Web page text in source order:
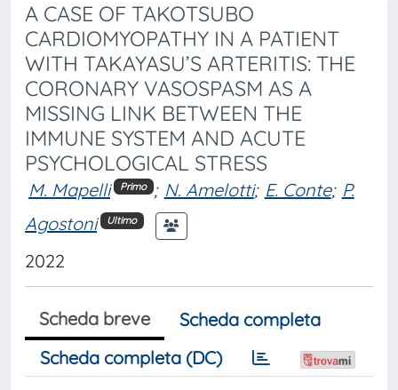
A CASE OF TAKOTSUBO
CARDIOMYOPATHY IN A PATIENT
WITH TAKAYASU’S ARTERITIS: THE
CORONARY VASOSPASM AS A
MISSING LINK BETWEEN THE
IMMUNE SYSTEM AND ACUTE
PSYCHOLOGICAL STRESS
M. Mapelli Primo ; N. Amelotti; E. Conte; P.
Agostoni
Ultimo
2022
Scheda breve
Scheda completa
Scheda completa (DC)